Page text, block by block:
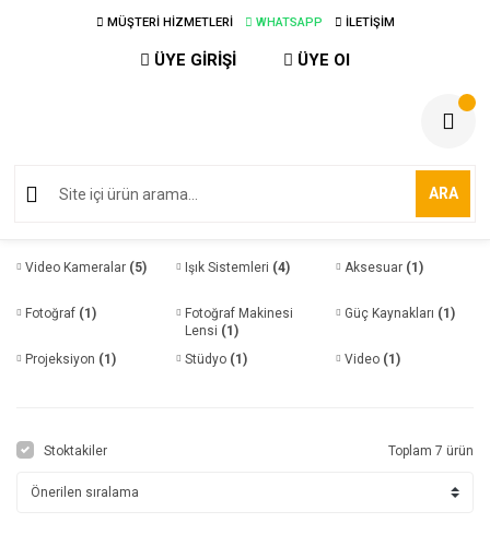
MÜŞTERİ HİZMETLERİ WHATSAPP İLETİŞİM
ÜYE GİRİŞİ ÜYE Ol
ARA
Video Kameralar (5) Işık Sistemleri (4) Aksesuar (1)
Fotoğraf (1)
Fotoğraf Makinesi
Lensi (1)
Güç Kaynakları (1)
Projeksiyon (1) Stüdyo (1) Video (1)
Stoktakiler Toplam 7 ürün